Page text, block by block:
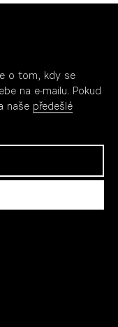
o tom, kdy se
na e-mailu. Pokud
naše předešlé